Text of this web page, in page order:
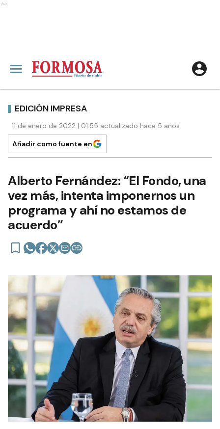
Ads
EDICIÓN IMPRESA
11 de enero de 2022 | 01:55 actualizado hace 5 años
Añadir como fuente en
Alberto Fernández: “El Fondo, una
vez más, intenta imponernos un
programa y ahí no estamos de
acuerdo”